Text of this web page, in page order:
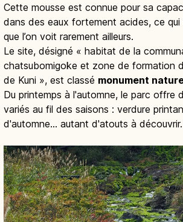
Cette mousse est connue pour sa
dans des eaux fortement acides, ce
que l’on voit rarement ailleurs.
Le site, désigné « habitat de la
chatsubomigoke et zone de formation
de Kuni », est classé monument
Du printemps à l'automne, le parc offre
variés au fil des saisons : verdure
d'automne… autant d'atouts à découvrir.